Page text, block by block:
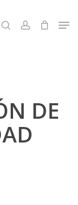
search account
DE
Close